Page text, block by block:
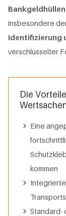
Bankgeldhüllen
insbesondere
Identifizierung
verschlüsselter
Die
Eine
kommen
Integrierte
Standard-